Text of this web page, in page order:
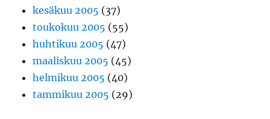
kesäkuu 2005 (37)
toukokuu 2005 (55)
huhtikuu 2005 (47)
maaliskuu 2005 (45)
helmikuu 2005 (40)
tammikuu 2005 (29)